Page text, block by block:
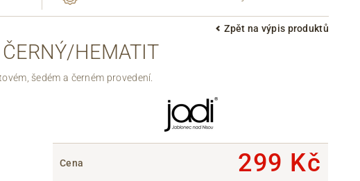
Zpět na výpis produktů
HEMATIT
šedém a černém provedení.
Cena 299 Kč